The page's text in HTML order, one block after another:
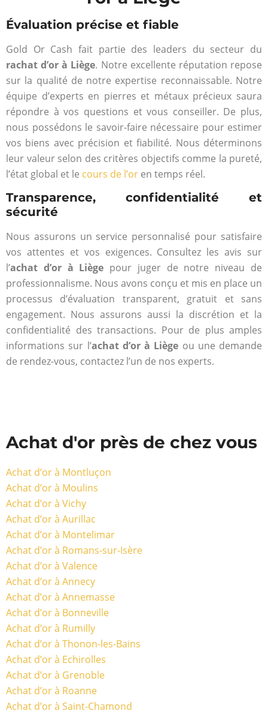
Évaluation précise et fiable
Gold Or Cash fait partie des leaders du secteur du
rachat d’or à Liège. Notre excellente réputation repose
sur la qualité de notre expertise reconnaissable. Notre
équipe d’experts en pierres et métaux précieux saura
répondre à vos questions et vous conseiller. De plus,
nous possédons le savoir-faire nécessaire pour estimer
vos biens avec précision et fiabilité. Nous déterminons
leur valeur selon des critères objectifs comme la pureté,
l’état global et le cours de l’or en temps réel.
Transparence, confidentialité et
sécurité
Nous assurons un service personnalisé pour satisfaire
vos attentes et vos exigences. Consultez les avis sur
l’achat d’or à Liège pour juger de notre niveau de
professionnalisme. Nous avons conçu et mis en place un
processus d’évaluation transparent, gratuit et sans
engagement. Nous assurons aussi la discrétion et la
confidentialité des transactions. Pour de plus amples
informations sur l’achat d’or à Liège ou une demande
de rendez-vous, contactez l’un de nos experts.
Achat d'or près de chez vous
Achat d’or à Montluçon
Achat d’or à Moulins
Achat d’or à Vichy
Achat d’or à Aurillac
Achat d’or à Montelimar
Achat d’or à Romans-sur-Isère
Achat d’or à Valence
Achat d’or à Annecy
Achat d’or à Annemasse
Achat d’or à Bonneville
Achat d’or à Rumilly
Achat d’or à Thonon-les-Bains
Achat d’or à Echirolles
Achat d’or à Grenoble
Achat d’or à Roanne
Achat d’or à Saint-Chamond